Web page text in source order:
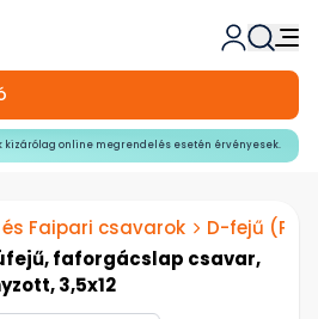
online megrendelés esetén érvényesek.
Faipari csavarok
D-fejű
faforgácslap csavar,
3,5x12